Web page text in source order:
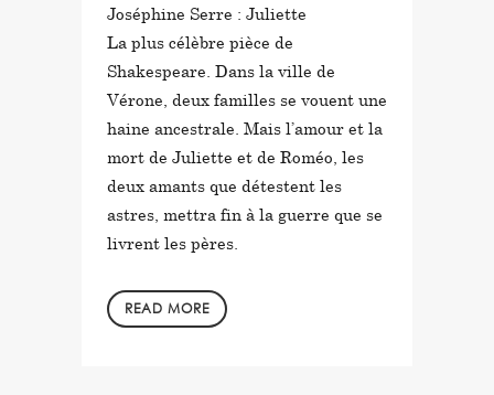
Joséphine Serre : Juliette
La plus célèbre pièce de
Shakespeare. Dans la ville de
Vérone, deux familles se vouent une
haine ancestrale. Mais l’amour et la
mort de Juliette et de Roméo, les
deux amants que détestent les
astres, mettra fin à la guerre que se
livrent les pères.
READ MORE